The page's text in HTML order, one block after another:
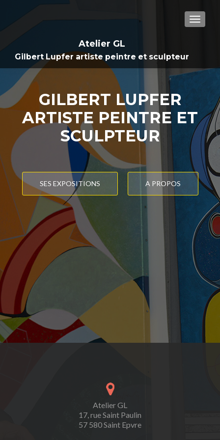
Atelier GL
Gilbert Lupfer artiste peintre et sculpteur
GILBERT LUPFER
ARTISTE PEINTRE ET
SCULPTEUR
SES EXPOSITIONS A PROPOS
Atelier GL
17, rue Saint Paulin
57 580 Saint Epvre